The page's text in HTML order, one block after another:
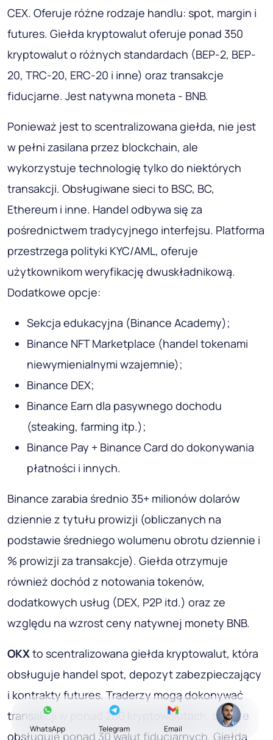
CEX. Oferuje różne rodzaje handlu: spot, margin i
futures. Giełda kryptowalut oferuje ponad 350
kryptowalut o różnych standardach (BEP-2, BEP-
20, TRC-20, ERC-20 i inne) oraz transakcje
fiducjarne. Jest natywna moneta - BNB.
Ponieważ jest to scentralizowana giełda, nie jest
w pełni zasilana przez blockchain, ale
wykorzystuje technologię tylko do niektórych
transakcji. Obsługiwane sieci to BSC, BC,
Ethereum i inne. Handel odbywa się za
pośrednictwem tradycyjnego interfejsu. Platforma
przestrzega polityki KYC/AML, oferuje
użytkownikom weryfikację dwuskładnikową.
Dodatkowe opcje:
Sekcja edukacyjna (Binance Academy);
Binance NFT Marketplace (handel tokenami
niewymienialnymi wzajemnie);
Binance DEX;
Binance Earn dla pasywnego dochodu
(steaking, farming itp.);
Binance Pay + Binance Card do dokonywania
płatności i innych.
Binance zarabia średnio 35+ milionów dolarów
dziennie z tytułu prowizji (obliczanych na
podstawie średniego wolumenu obrotu dziennie i
% prowizji za transakcje). Giełda otrzymuje
również dochód z notowania tokenów,
dodatkowych usług (DEX, P2P itd.) oraz ze
względu na wzrost ceny natywnej monety BNB.
OKXto scentralizowana giełda kryptowalut, która
obsługuje handel spot, depozyt zabezpieczający
i kontrakty futures. Traderzy mogą dokonywać
transakcji w ponad 200 kryptowalutach, a także
obsługuje ponad 30 walut fiducjarnych. Giełda
WhatsApp Telegram Email